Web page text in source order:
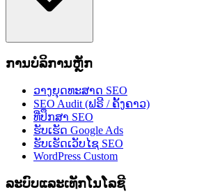
ການບໍລິການຫຼັກ
ວາງຍຸດທະສາດ SEO
SEO Audit (ຟຣີ / ຄັ້ງຄາວ)
ທີ່ປຶກສາ SEO
ຮັບເຮັດ Google Ads
ຮັບເຮັດເວັບໄຊ SEO
WordPress Custom
ລະບົບແລະເທັກໂນໂລຊີ